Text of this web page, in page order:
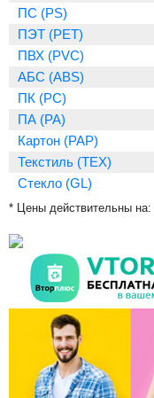
ПС (PS)
ПЭТ (PET)
ПВХ (PVC)
АБС (ABS)
ПК (PC)
ПА (PA)
Картон (PAP)
Текстиль (TEX)
Стекло (GL)
* Цены действительны на: